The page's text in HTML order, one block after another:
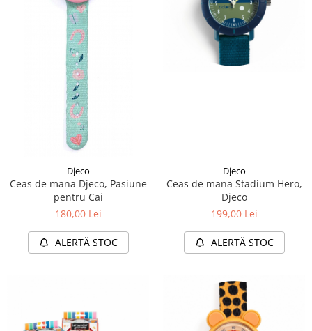
Djeco
Ceas de mana Djeco, Pasiune
pentru Cai
180,00 Lei
ALERTĂ STOC
Djeco
Ceas de mana Stadium Hero,
Djeco
199,00 Lei
ALERTĂ STOC